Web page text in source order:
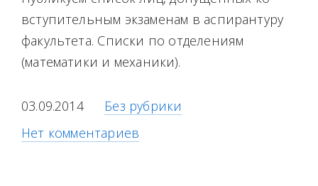
вступительным экзаменам в аспирантуру
факультета. Списки по отделениям
(математики и механики).
03.09.2014
Без рубрики
Нет комментариев